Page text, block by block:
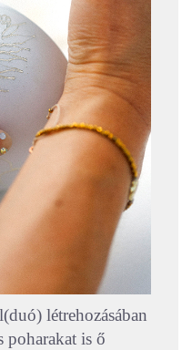
létrehozásában
poharakat is ő